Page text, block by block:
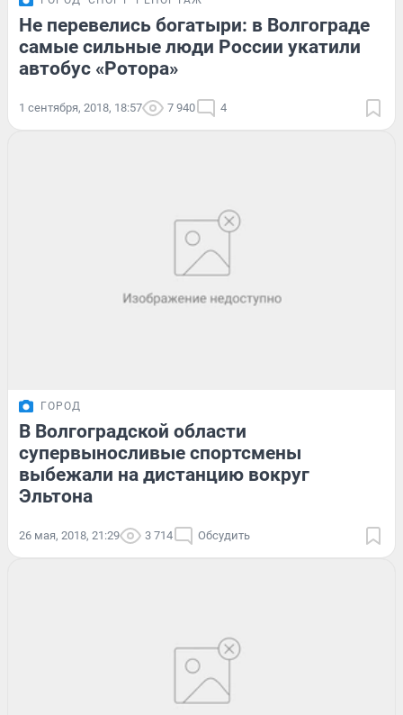
Не перевелись богатыри: в Волгограде
самые сильные люди России укатили
автобус «Ротора»
1 сентября, 2018, 18:57 7 940 4
ГОРОД
В Волгоградской области
супервыносливые спортсмены
выбежали на дистанцию вокруг
Эльтона
26 мая, 2018, 21:29 3 714 Обсудить